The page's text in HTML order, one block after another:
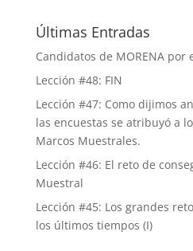
Últimas Entradas
Candidatos de MORENA por
Lección #48: FIN
Lección #47: Como dijimos
las encuestas se atribuyó a
Marcos Muestrales.
Lección #46: El reto de
Muestral
Lección #45: Los grandes
los últimos tiempos (I)